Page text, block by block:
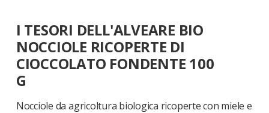
all'inizio
della
galleria
di
immagini
I TESORI DELL'ALVEARE BIO
NOCCIOLE RICOPERTE DI
CIOCCOLATO FONDENTE 100
G
Nocciole da agricoltura biologica ricoperte con miele e